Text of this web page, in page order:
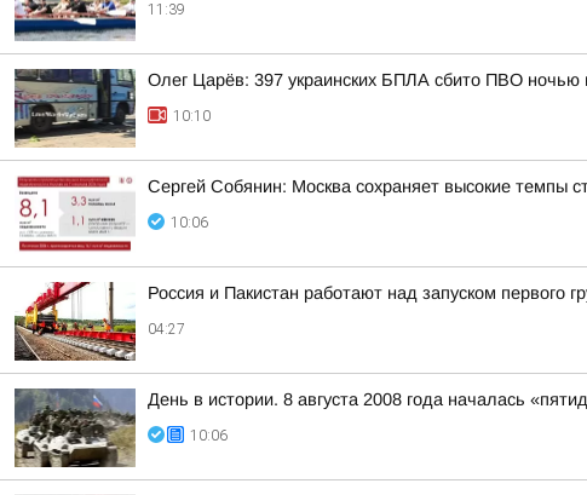
11:39
Олег Царёв: 397 украинских БПЛА сбито ПВО ночью
10:10
Сергей Собянин: Москва сохраняет высокие темпы
10:06
Россия и Пакистан работают над запуском первого
04:27
День в истории. 8 августа 2008 года началась
10:06